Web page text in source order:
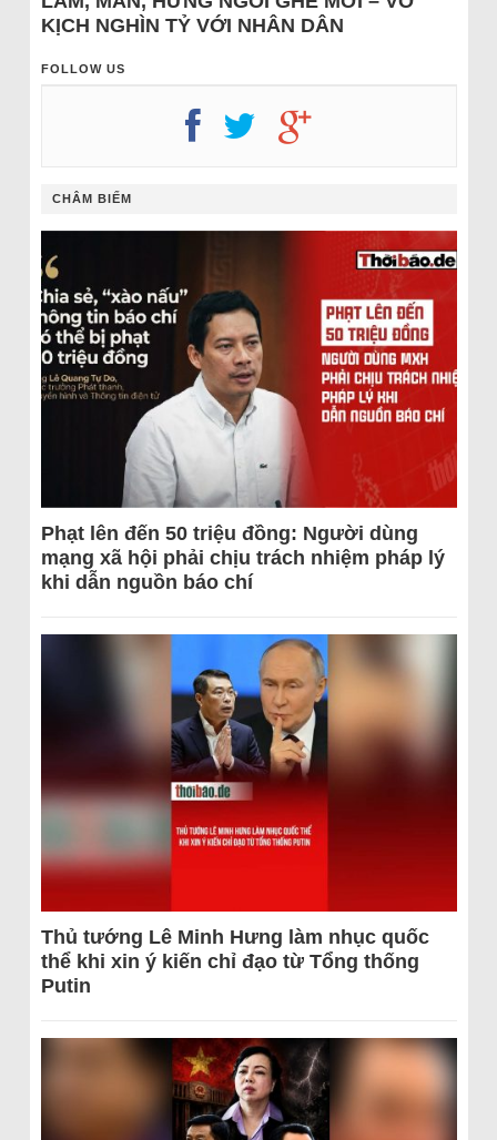
KỊCH NGHÌN TỶ VỚI NHÂN DÂN
FOLLOW US
CHÂM BIẾM
Phạt lên đến 50 triệu đồng: Người dùng
mạng xã hội phải chịu trách nhiệm pháp lý
khi dẫn nguồn báo chí
Thủ tướng Lê Minh Hưng làm nhục quốc
thể khi xin ý kiến chỉ đạo từ Tổng thống
Putin